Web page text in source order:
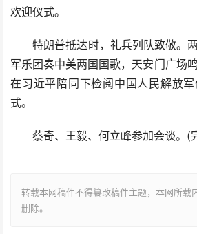
欢迎仪式。
特朗普抵达时，礼兵列队致敬。两
军乐团奏中美两国国歌，天安门广场
在习近平陪同下检阅中国人民解放
式。
蔡奇、王毅、何立峰参加会谈。(
转载本网稿件不得篡改稿件主题，本网所载
删除。